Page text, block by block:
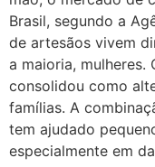
Brasil, segundo a
de artesãos vivem
a maioria, mulheres.
consolidou como
famílias. A
tem ajudado
especialmente em